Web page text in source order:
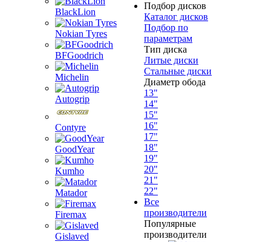
BlackLion
Nokian Tyres
BFGoodrich
Michelin
Autogrip
Contyre
GoodYear
Kumho
Matador
Firemax
Gislaved
Подбор дисков
Каталог дисков
Подбор по
параметрам
Тип диска
Литые диски
Стальные диски
Диаметр обода
13"
14"
15"
16"
17"
18"
19"
20"
21"
22"
Все
производители
Популярные
производители